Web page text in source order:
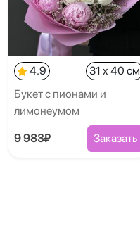
4.9
31 x 40 см
Букет с пионами и
лимонеумом
9 983₽ Заказать